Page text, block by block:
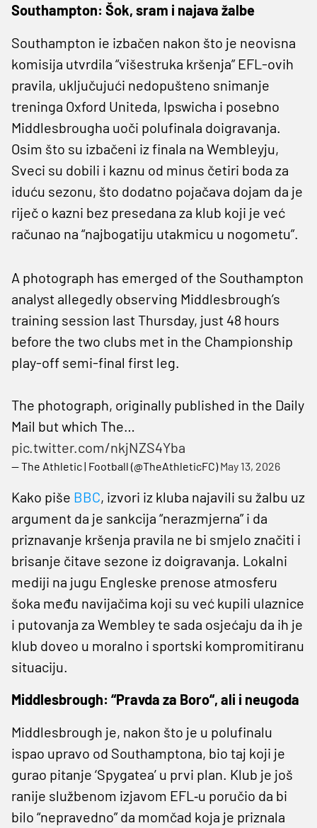
Southampton: Šok, sram i najava žalbe
Southampton ie izbačen nakon što je neovisna
komisija utvrdila “višestruka kršenja” EFL-ovih
pravila, uključujući nedopušteno snimanje
treninga Oxford Uniteda, Ipswicha i posebno
Middlesbrougha uoči polufinala doigravanja.
Osim što su izbačeni iz finala na Wembleyju,
Sveci su dobili i kaznu od minus četiri boda za
iduću sezonu, što dodatno pojačava dojam da je
riječ o kazni bez presedana za klub koji je već
računao na “najbogatiju utakmicu u nogometu”.
A photograph has emerged of the Southampton
analyst allegedly observing Middlesbrough’s
training session last Thursday, just 48 hours
before the two clubs met in the Championship
play-off semi-final first leg.
The photograph, originally published in the Daily
Mail but which The…
pic.twitter.com/nkjNZS4Yba
— The Athletic | Football (@TheAthleticFC)May 13, 2026
Kako piše BBC, izvori iz kluba najavili su žalbu uz
argument da je sankcija “nerazmjerna” i da
priznavanje kršenja pravila ne bi smjelo značiti i
brisanje čitave sezone iz doigravanja. Lokalni
mediji na jugu Engleske prenose atmosferu
šoka među navijačima koji su već kupili ulaznice
i putovanja za Wembley te sada osjećaju da ih je
klub doveo u moralno i sportski kompromitiranu
situaciju.
Middlesbrough: “Pravda za Boro“, ali i neugoda
Middlesbrough je, nakon što je u polufinalu
ispao upravo od Southamptona, bio taj koji je
gurao pitanje ‘Spygatea’ u prvi plan. Klub je još
ranije službenom izjavom EFL‑u poručio da bi
bilo “nepravedno” da momčad koja je priznala